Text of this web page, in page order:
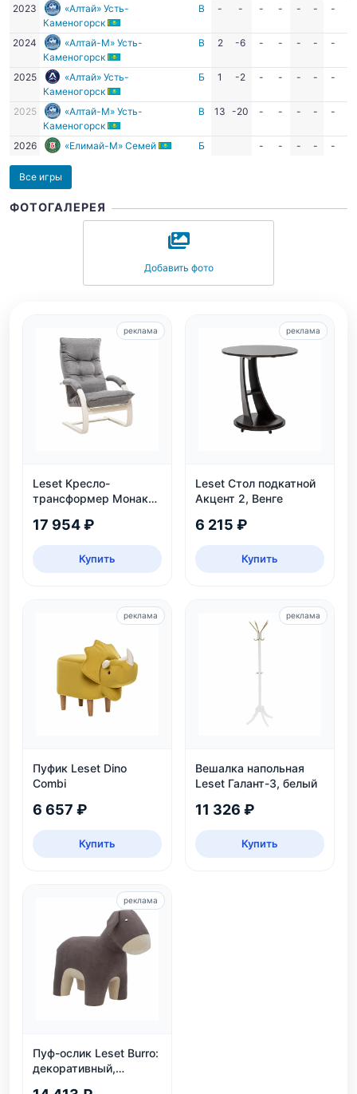
2023
«Алтай» Усть-
Каменогорск
В - - - - - - -
2024
«Алтай-М» Усть-
Каменогорск
В 2 -6 - - - - -
2025
«Алтай» Усть-
Каменогорск
Б 1 -2 - - - - -
2025
«Алтай-М» Усть-
Каменогорск
В 13 -20 - - - - -
2026 «Елимай-М» Семей Б - - - - -
Все игры
ФОТОГАЛЕРЕЯ
Добавить фото
Leset Кресло-
трансформер Монако,
17 954 ₽
Купить
реклама
Leset Стол подкатной
Акцент 2, Венге
6 215 ₽
Купить
реклама
Пуфик Leset Dino
Combi
6 657 ₽
Купить
реклама
Вешалка напольная
Leset Галант-3, белый
11 326 ₽
Купить
реклама
Пуф-ослик Leset Burro:
декоративный,
реклама